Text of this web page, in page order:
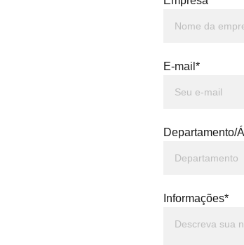
E-mail*
Departamento/
Informações*